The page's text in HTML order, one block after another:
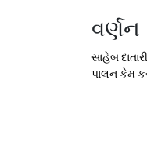
વર્ણન
સાહેબ
પાલન કેમ